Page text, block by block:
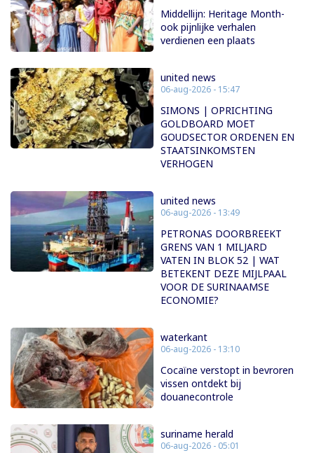
Middellijn: Heritage Month-
ook pijnlijke verhalen
verdienen een plaats
united news
06-aug-2026 - 15:47
SIMONS | OPRICHTING
GOLDBOARD MOET
GOUDSECTOR ORDENEN EN
STAATSINKOMSTEN
VERHOGEN
united news
06-aug-2026 - 13:49
PETRONAS DOORBREEKT
GRENS VAN 1 MILJARD
VATEN IN BLOK 52 | WAT
BETEKENT DEZE MIJLPAAL
VOOR DE SURINAAMSE
ECONOMIE?
waterkant
06-aug-2026 - 13:10
Cocaïne verstopt in bevroren
vissen ontdekt bij
douanecontrole
suriname herald
06-aug-2026 - 05:01